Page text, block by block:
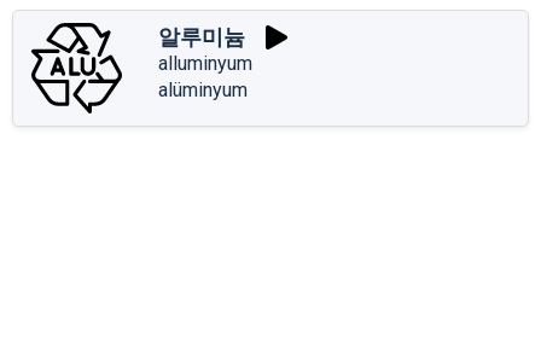
알루미늄
alluminyum
alüminyum